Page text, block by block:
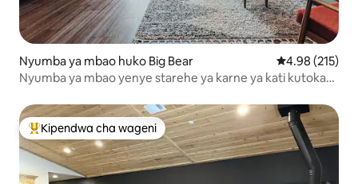
Nyumba ya mbao huko Big Bear Ukadiriaji wa
4.98 (215)
Nyumba ya mbao yenye starehe ya karne ya kati kutoka
Kipendwa maarufu cha wageni
Kipendwa cha wageni